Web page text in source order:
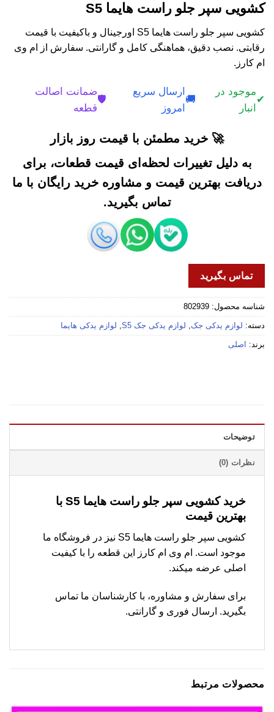
کشویی سپر جلو راست هایما S5
کشویی سپر جلو راست هایما S5 اورجینال و باکیفیت با قیمت
رقابتی. نصب دقیق، هماهنگی کامل و گارانتی. سفارش از ام وی
ام کارز.
✔
موجود در
انبار
🚚
ارسال سریع
امروز
🛡️
ضمانت اصالت
قطعه
🚀 خرید مطمئن با قیمت روز بازار
به دلیل تغییرات لحظه‌ای قیمت قطعات، برای
دریافت بهترین قیمت و مشاوره خرید رایگان با ما
تماس بگیرید.
تماس بگیرید
شناسه محصول: 802939
دسته: لوازم یدکی جک, لوازم یدکی جک S5 , لوازم یدکی هایما
برند: اصلی
توضیحات
نظرات (0)
خرید کشویی سپر جلو راست هایما S5 با
بهترین قیمت
کشویی سپر جلو راست هایما S5 نیز در فروشگاه ما
موجود است. ام وی ام کارز این قطعه را با کیفیت
اصلی عرضه میکند.
برای سفارش و مشاوره، با کارشناسان ما تماس
بگیرید. ارسال فوری و گارانتی.
محصولات مرتبط